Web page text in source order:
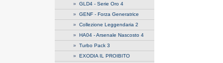
» GLD4 - Serie Oro 4
» GENF - Forza Generatrice
» Collezione Leggendaria 2
» HA04 - Arsenale Nascosto 4
» Turbo Pack 3
» EXODIA IL PROIBITO